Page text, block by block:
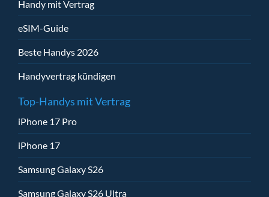
Handy mit Vertrag
eSIM-Guide
Beste Handys 2026
Handyvertrag kündigen
Top-Handys mit Vertrag
iPhone 17 Pro
iPhone 17
Samsung Galaxy S26
Samsung Galaxy S26 Ultra